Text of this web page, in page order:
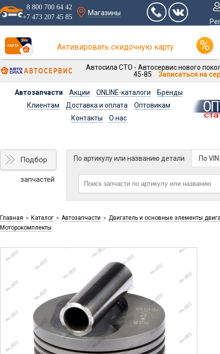
8 800 700 64 42
+7 473 207 45 85
Магазины
Активировать скидочную карту
Автосила СТО - Автосервис нового
45-85
Записаться на
Автозапчасти Акции ONLINE-каталоги
Бренды
Клиентам
Доставка и оплата
Оптовикам
Контакты
О нас
Подбор
запчастей
По артикулу или названию детали По
Главная > Каталог > Автозапчасти > Двигатель и основные элементы
Моторокомплекты